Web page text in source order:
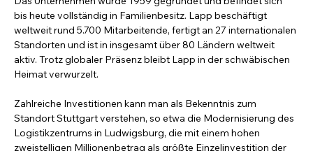
bis heute vollständig in Familienbesitz. Lapp beschäftigt
weltweit rund 5.700 Mitarbeitende, fertigt an 27 internationalen
Standorten und ist in insgesamt über 80 Ländern weltweit
aktiv. Trotz globaler Präsenz bleibt Lapp in der schwäbischen
Heimat verwurzelt.
Zahlreiche Investitionen kann man als Bekenntnis zum
Standort Stuttgart verstehen, so etwa die Modernisierung des
Logistikzentrums in Ludwigsburg, die mit einem hohen
zweistelligen Millionenbetrag als größte Einzelinvestition der